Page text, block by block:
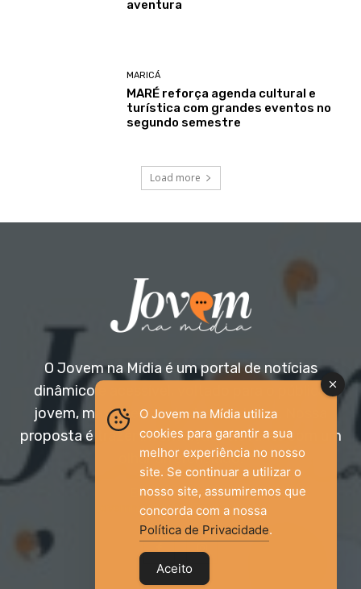
aventura
MARICÁ
MARÉ reforça agenda cultural e
turística com grandes eventos no
segundo semestre
Load more
O Jovem na Mídia é um portal de notícias
dinâmico e acessível, voltado para o público
jovem, mas aberto a todas as idades. Nossa
proposta é trazer informação relevante com um
olhar diferenciado.
Entre em contato:
jovemnamidia2017@gmail.com
O Jovem na Mídia utiliza
cookies para garantir a sua
melhor experiência no nosso
site. Se continuar a utilizar o
nosso site, assumiremos que
concorda com a nossa
Política de Privacidade.
Aceito